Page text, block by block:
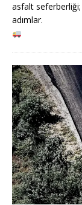
asfalt seferberliği;
adımlar.